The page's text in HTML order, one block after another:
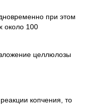
при этом
около 100
целлюлозы
копчения, то